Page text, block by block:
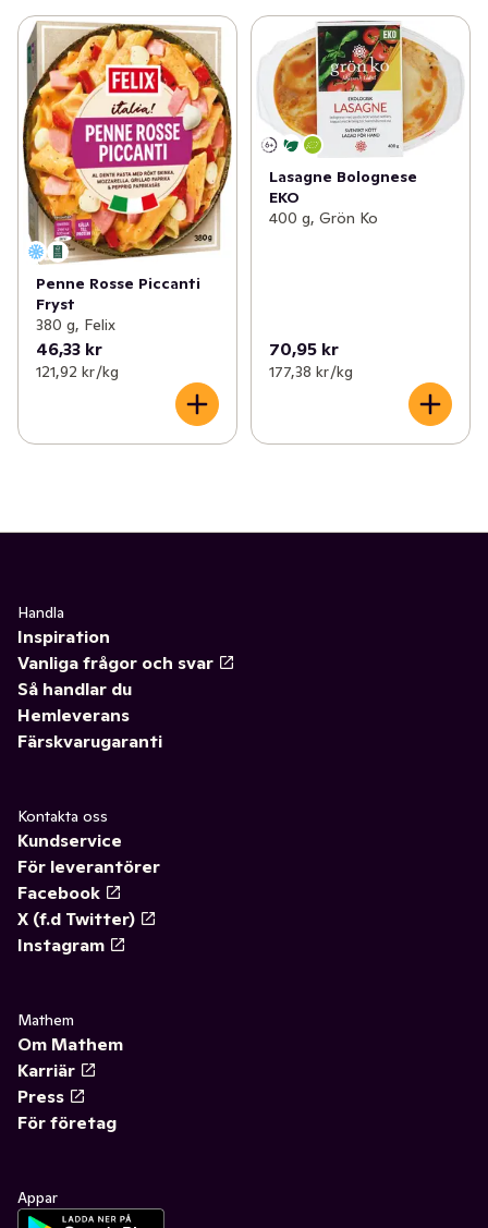
Penne Rosse Piccanti
Fryst
380 g, Felix
46,33 kr
121,92 kr /kg
Lasagne Bolognese
EKO
400 g, Grön Ko
70,95 kr
177,38 kr /kg
Handla
Inspiration
Vanliga frågor och svar
Så handlar du
Hemleverans
Färskvarugaranti
Kontakta oss
Kundservice
För leverantörer
Facebook
X (f.d Twitter)
Instagram
Mathem
Om Mathem
Karriär
Press
För företag
Appar